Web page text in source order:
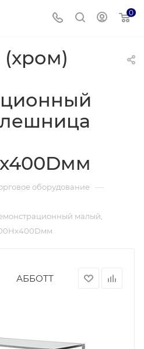
0
(хром)
оборудование —
малый,
АББОТТ